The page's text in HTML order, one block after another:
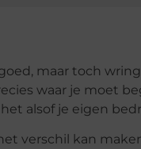
maar toch
waar je moet
alsof je eigen
verschil kan